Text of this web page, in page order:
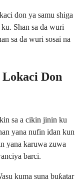
don ya samu shiga
Shan sa da wuri
sa da wuri sosai na
Don
sa a cikin jinin ku
yana nufin idan kun
yana karuwa zuwa
barci.
kuma suna buƙatar